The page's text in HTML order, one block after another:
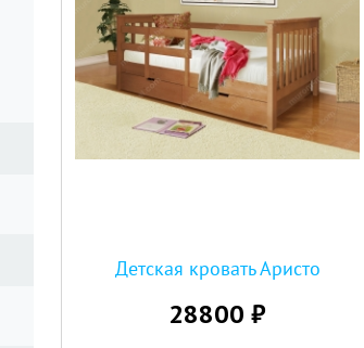
Детская кровать Аристо
28800 ₽